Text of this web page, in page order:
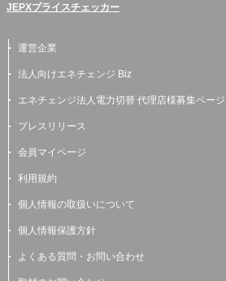
JEPXプライスチェッカー
運営企業
法人向けエネチェンジ Biz
エネチェンジ法人電力切替 代理店様募集ページ
プレスリリース
会員マイページ
利用規約
個人情報の取扱いについて
個人情報保護方針
よくある質問・お問い合わせ